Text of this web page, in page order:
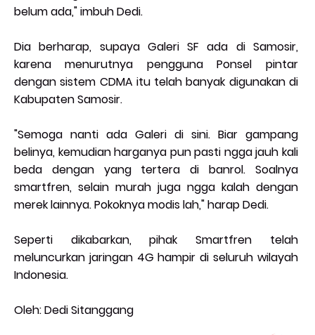
belum ada," imbuh Dedi.
Dia berharap, supaya Galeri SF ada di Samosir,
karena menurutnya pengguna Ponsel pintar
dengan sistem CDMA itu telah banyak digunakan di
Kabupaten Samosir.
"Semoga nanti ada Galeri di sini. Biar gampang
belinya, kemudian harganya pun pasti ngga jauh kali
beda dengan yang tertera di banrol. Soalnya
smartfren, selain murah juga ngga kalah dengan
merek lainnya. Pokoknya modis lah," harap Dedi.
Seperti dikabarkan, pihak Smartfren telah
meluncurkan jaringan 4G hampir di seluruh wilayah
Indonesia.
Oleh: Dedi Sitanggang